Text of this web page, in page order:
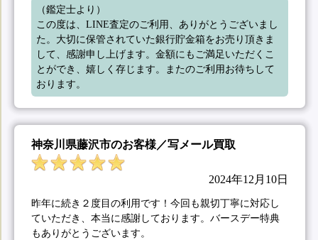
（鑑定士より）
この度は、LINE査定のご利用、ありがとうございまし
た。大切に保管されていた銀行貯金箱をお売り頂きま
して、感謝申し上げます。金額にもご満足いただくこ
とができ、嬉しく存じます。またのご利用お待ちして
おります。
神奈川県藤沢市のお客様／写メール買取
2024年12月10日
昨年に続き２度目の利用です！今回も親切丁寧に対応し
ていただき、本当に感謝しております。バースデー特典
もありがとうございます。